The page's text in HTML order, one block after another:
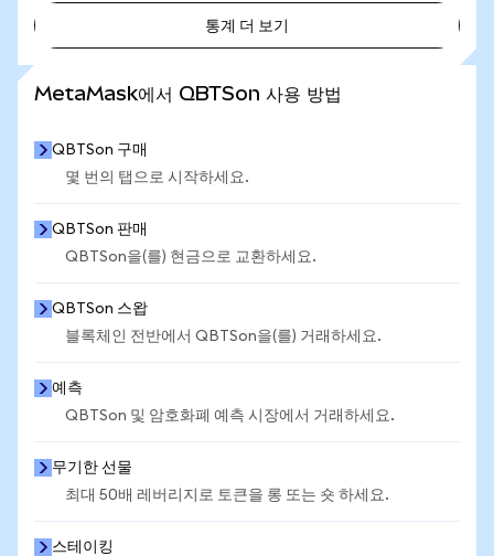
통계 더 보기
MetaMask에서 QBTSon 사용 방법
QBTSon 구매
몇 번의 탭으로 시작하세요.
QBTSon 판매
QBTSon을(를) 현금으로 교환하세요.
QBTSon 스왑
블록체인 전반에서 QBTSon을(를) 거래하세요.
예측
QBTSon 및 암호화폐 예측 시장에서 거래하세요.
무기한 선물
최대 50배 레버리지로 토큰을 롱 또는 숏 하세요.
스테이킹